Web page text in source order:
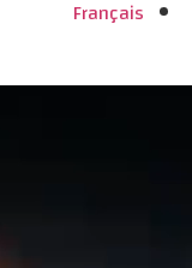
Français